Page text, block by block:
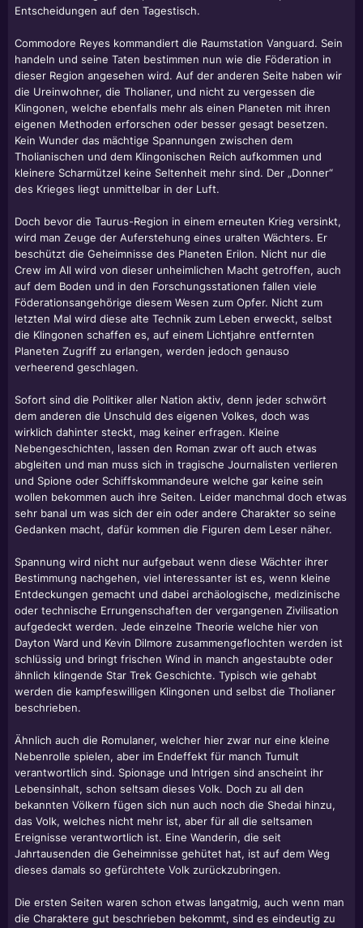
Entscheidungen auf den Tagestisch.
Commodore Reyes kommandiert die Raumstation Vanguard. Sein
handeln und seine Taten bestimmen nun wie die Föderation in
dieser Region angesehen wird. Auf der anderen Seite haben wir
die Ureinwohner, die Tholianer, und nicht zu vergessen die
Klingonen, welche ebenfalls mehr als einen Planeten mit ihren
eigenen Methoden erforschen oder besser gesagt besetzen.
Kein Wunder das mächtige Spannungen zwischen dem
Tholianischen und dem Klingonischen Reich aufkommen und
kleinere Scharmützel keine Seltenheit mehr sind. Der „Donner“
des Krieges liegt unmittelbar in der Luft.
Doch bevor die Taurus-Region in einem erneuten Krieg versinkt,
wird man Zeuge der Auferstehung eines uralten Wächters. Er
beschützt die Geheimnisse des Planeten Erilon. Nicht nur die
Crew im All wird von dieser unheimlichen Macht getroffen, auch
auf dem Boden und in den Forschungsstationen fallen viele
Föderationsangehörige diesem Wesen zum Opfer. Nicht zum
letzten Mal wird diese alte Technik zum Leben erweckt, selbst
die Klingonen schaffen es, auf einem Lichtjahre entfernten
Planeten Zugriff zu erlangen, werden jedoch genauso
verheerend geschlagen.
Sofort sind die Politiker aller Nation aktiv, denn jeder schwört
dem anderen die Unschuld des eigenen Volkes, doch was
wirklich dahinter steckt, mag keiner erfragen. Kleine
Nebengeschichten, lassen den Roman zwar oft auch etwas
abgleiten und man muss sich in tragische Journalisten verlieren
und Spione oder Schiffskommandeure welche gar keine sein
wollen bekommen auch ihre Seiten. Leider manchmal doch etwas
sehr banal um was sich der ein oder andere Charakter so seine
Gedanken macht, dafür kommen die Figuren dem Leser näher.
Spannung wird nicht nur aufgebaut wenn diese Wächter ihrer
Bestimmung nachgehen, viel interessanter ist es, wenn kleine
Entdeckungen gemacht und dabei archäologische, medizinische
oder technische Errungenschaften der vergangenen Zivilisation
aufgedeckt werden. Jede einzelne Theorie welche hier von
Dayton Ward und Kevin Dilmore zusammengeflochten werden ist
schlüssig und bringt frischen Wind in manch angestaubte oder
ähnlich klingende Star Trek Geschichte. Typisch wie gehabt
werden die kampfeswilligen Klingonen und selbst die Tholianer
beschrieben.
Ähnlich auch die Romulaner, welcher hier zwar nur eine kleine
Nebenrolle spielen, aber im Endeffekt für manch Tumult
verantwortlich sind. Spionage und Intrigen sind anscheint ihr
Lebensinhalt, schon seltsam dieses Volk. Doch zu all den
bekannten Völkern fügen sich nun auch noch die Shedai hinzu,
das Volk, welches nicht mehr ist, aber für all die seltsamen
Ereignisse verantwortlich ist. Eine Wanderin, die seit
Jahrtausenden die Geheimnisse gehütet hat, ist auf dem Weg
dieses damals so gefürchtete Volk zurückzubringen.
Die ersten Seiten waren schon etwas langatmig, auch wenn man
die Charaktere gut beschrieben bekommt, sind es eindeutig zu